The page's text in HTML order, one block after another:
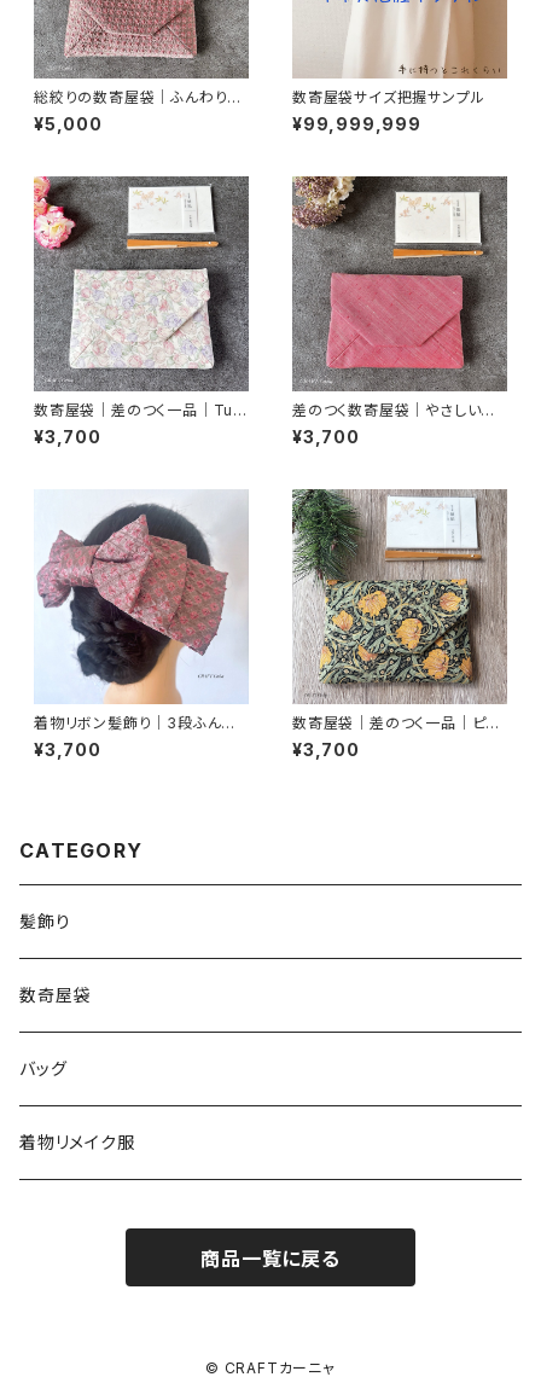
総絞りの数寄屋袋｜ふんわりピ
ンクグレー｜御朱印帳入れ・茶
道
¥5,000
数寄屋袋サイズ把握サンプル
¥99,999,999
数寄屋袋｜差のつく一品｜Tuli
ps2｜御朱印帳入れ
¥3,700
差のつく数寄屋袋｜やさしいピ
ンク紬｜御朱印帳入れ・茶道
¥3,700
着物リボン髪飾り｜3段ふんわ
りピンクグレー
¥3,700
数寄屋袋｜差のつく一品｜ピン
パネル・ブラック｜御朱印帳入れ
にも
¥3,700
CATEGORY
髪飾り
数奇屋袋
バッグ
着物リメイク服
商品一覧に戻る
© CRAFTカーニャ